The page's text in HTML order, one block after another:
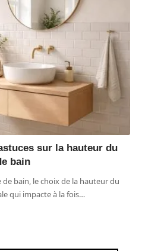
sur la hauteur du
bain
bain, le choix de la hauteur du
qui impacte à la fois…